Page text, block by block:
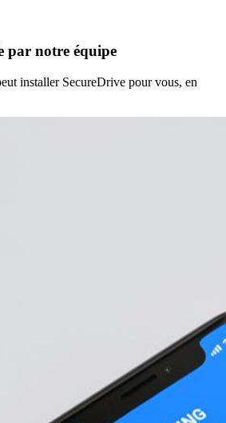
par notre équipe
installer SecureDrive pour vous, en